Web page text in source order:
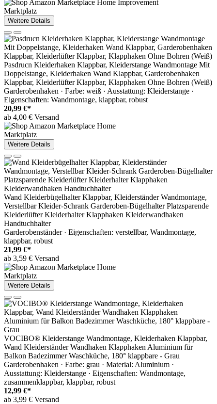
Marktplatz
Weitere Details
Pasdrucn Kleiderhaken Klappbar, Kleiderstange Wandmontage Mit
Doppelstange, Kleiderhaken Wand Klappbar, Garderobenhaken
Klappbar, Kleiderlüfter Klappbar, Klapphaken Ohne Bohren (Weiß)
Garderobenhaken · Farbe: weiß · Ausstattung: Kleiderstange ·
Eigenschaften: Wandmontage, klappbar, robust
20,99 €*
ab 4,00 € Versand
Marktplatz
Weitere Details
Wand Kleiderbügelhalter Klappbar, Kleiderständer Wandmontage,
Verstellbar Kleider-Schrank Garderoben-Bügelhalter Platzsparende
Kleiderlüfter Kleiderhalter Klapphaken Kleiderwandhaken
Handtuchhalter
Garderobenständer · Eigenschaften: verstellbar, Wandmontage,
klappbar, robust
21,99 €*
ab 3,59 € Versand
Marktplatz
Weitere Details
VOCIBO® Kleiderstange Wandmontage, Kleiderhaken Klappbar,
Wand Kleiderständer Wandhaken Klapphaken Aluminium für
Balkon Badezimmer Waschküche, 180° klappbare - Grau
Garderobenhaken · Farbe: grau · Material: Aluminium ·
Ausstattung: Kleiderstange · Eigenschaften: Wandmontage,
zusammenklappbar, klappbar, robust
12,99 €*
ab 3,99 € Versand